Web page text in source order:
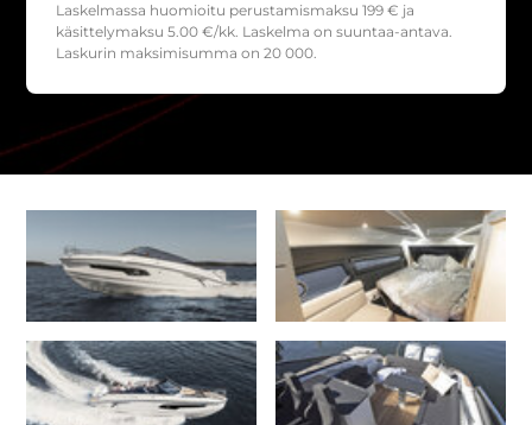
Laskelmassa huomioitu perustamismaksu199 € ja
käsittelymaksu5.00 €/kk. Laskelma on suuntaa-antava.
Laskurin maksimisumma on 20 000.